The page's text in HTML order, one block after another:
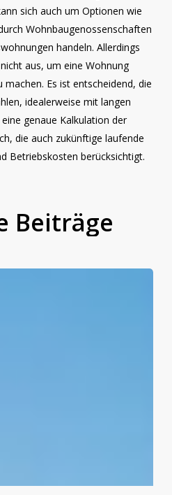
sich auch um Optionen wie
Wohnbaugenossenschaften
handeln. Allerdings
aus, um eine Wohnung
Es ist entscheidend, die
idealerweise mit langen
genaue Kalkulation der
die auch zukünftige laufende
Betriebskosten berücksichtigt.
Beiträge